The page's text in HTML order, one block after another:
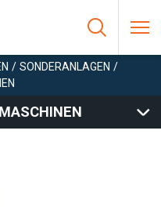
/ SONDERANLAGEN /